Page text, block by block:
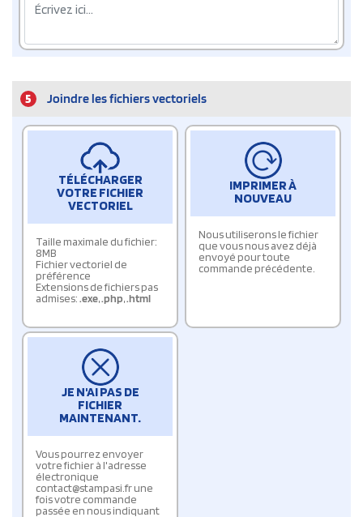
5 Joindre les fichiers vectoriels
TÉLÉCHARGER
VOTRE FICHIER
VECTORIEL
Taille maximale du fichier:
8MB
Fichier vectoriel de
préférence
Extensions de fichiers pas
admises:.exe,.php,.html
IMPRIMER À
NOUVEAU
Nous utiliserons le fichier
que vous nous avez déjà
envoyé pour toute
commande précédente.
JE N'AI PAS DE
FICHIER
MAINTENANT.
Vous pourrez envoyer
votre fichier à l'adresse
électronique
contact@stampasi.fr une
fois votre commande
passée en nous indiquant